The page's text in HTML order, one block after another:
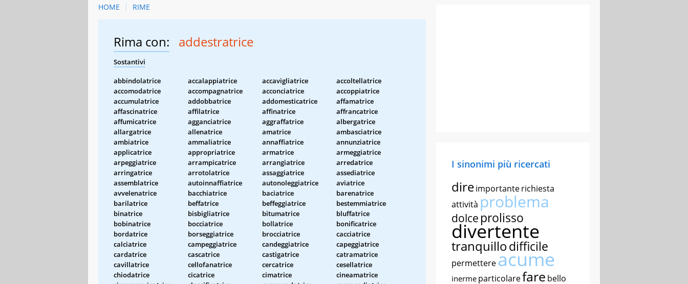
HOME RIME
Rima con: addestratrice
Sostantivi
abbindolatrice accalappiatrice accavigliatrice
accoltellatrice
accomodatrice
accompagnatrice acconciatrice
accoppiatrice
accumulatrice
addobbatrice addomesticatrice
affamatrice
affascinatrice
affilatrice affinatrice
affrancatrice
affumicatrice
agganciatrice aggraffatrice
albergatrice
allargatrice
allenatrice amatrice
ambasciatrice
ambiatrice
ammaliatrice annaffiatrice
annunziatrice
applicatrice
appropriatrice armatrice
armeggiatrice
arpeggiatrice
arrampicatrice arrangiatrice
arredatrice
arringatrice
arrotolatrice assaggiatrice
assediatrice
assemblatrice
autoinnaffiatrice autonoleggiatrice
aviatrice
avvelenatrice
bacchiatrice baciatrice
barenatrice
barilatrice
beffatrice beffeggiatrice
bestemmiatrice
binatrice
bisbigliatrice bitumatrice
bluffatrice
bobinatrice
bocciatrice bollatrice
bonificatrice
bordatrice
borseggiatrice brocciatrice
cacciatrice
calciatrice
campeggiatrice candeggiatrice
capeggiatrice
cardatrice
cascatrice castigatrice
catramatrice
cavillatrice
cellofanatrice cercatrice
cesellatrice
chiodatrice
cicatrice cimatrice
cineamatrice
I sinonimi più ricercati
direimportanterichiesta
attività problema
dolce prolisso
divertente
tranquillodifficile
permettereacume
inerme particolarefare bello